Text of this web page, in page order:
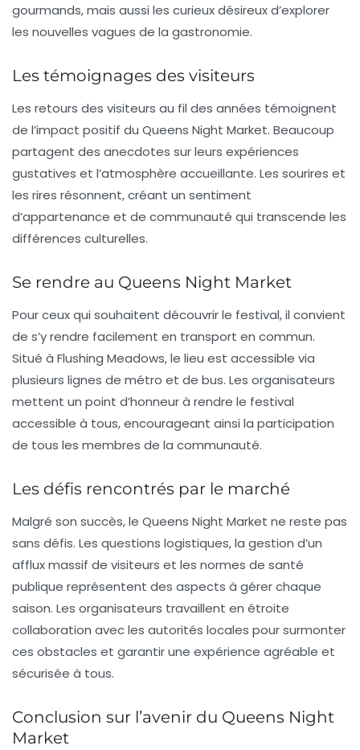
gourmands, mais aussi les curieux désireux d’explorer
les nouvelles vagues de la gastronomie.
Les témoignages des visiteurs
Les retours des visiteurs au fil des années témoignent
de l’impact positif du Queens Night Market. Beaucoup
partagent des anecdotes sur leurs expériences
gustatives et l’atmosphère accueillante. Les sourires et
les rires résonnent, créant un sentiment
d’appartenance et de communauté qui transcende les
différences culturelles.
Se rendre au Queens Night Market
Pour ceux qui souhaitent découvrir le festival, il convient
de s’y rendre facilement en transport en commun.
Situé à Flushing Meadows, le lieu est accessible via
plusieurs lignes de métro et de bus. Les organisateurs
mettent un point d’honneur à rendre le festival
accessible à tous, encourageant ainsi la participation
de tous les membres de la communauté.
Les défis rencontrés par le marché
Malgré son succès, le Queens Night Market ne reste pas
sans défis. Les questions logistiques, la gestion d’un
afflux massif de visiteurs et les normes de santé
publique représentent des aspects à gérer chaque
saison. Les organisateurs travaillent en étroite
collaboration avec les autorités locales pour surmonter
ces obstacles et garantir une expérience agréable et
sécurisée à tous.
Conclusion sur l’avenir du Queens Night
Market